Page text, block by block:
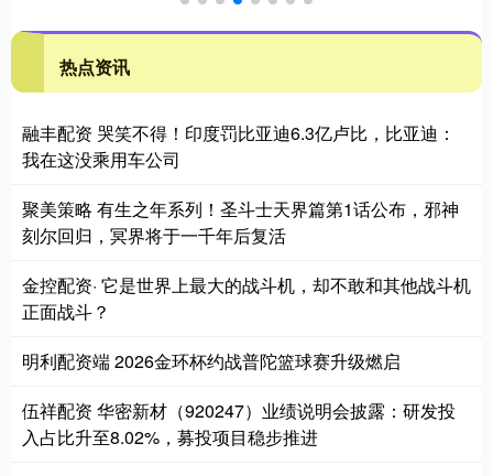
热点资讯
融丰配资 哭笑不得！印度罚比亚迪6.3亿卢比，比亚迪：
我在这没乘用车公司
聚美策略 有生之年系列！圣斗士天界篇第1话公布，邪神
刻尔回归，冥界将于一千年后复活
金控配资· 它是世界上最大的战斗机，却不敢和其他战斗机
正面战斗？
明利配资端 2026金环杯约战普陀篮球赛升级燃启
伍祥配资 华密新材（920247）业绩说明会披露：研发投
入占比升至8.02%，募投项目稳步推进